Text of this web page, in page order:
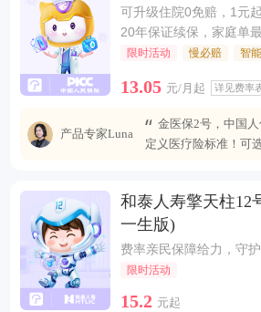
可升级住院0免赔，1元
20年保证续保，家庭单
限时活动 慢必赔 智
13.05 元/月起 详见费率
产品专家Luna
金医保2号，中国
定义医疗险标准！可
和泰人寿擎天柱12
一生版)
费率亲民保障给力，守
限时活动
15.2 元起